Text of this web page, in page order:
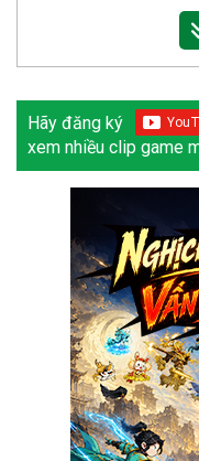
Hãy đăng ký
xem nhiều clip game